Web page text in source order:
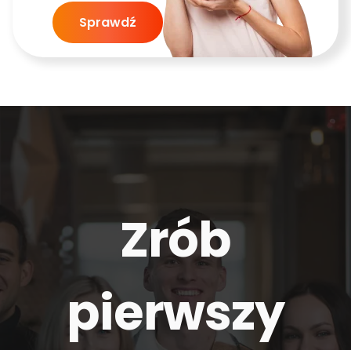
Sprawdź
Zrób
pierwszy